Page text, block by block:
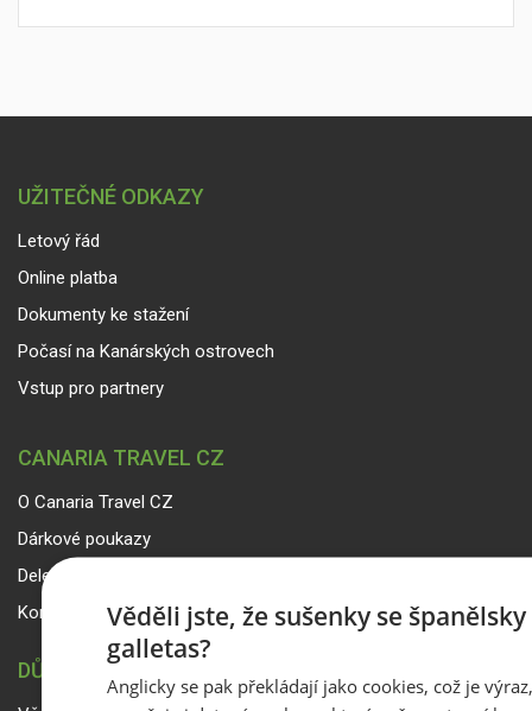
UŽITEČNÉ ODKAZY
Letový řád
Online platba
Dokumenty ke stažení
Počasí na Kanárských ostrovech
Vstup pro partnery
CANARIA TRAVEL CZ
O Canaria Travel CZ
Dárkové poukazy
Delegáti
Kontakty
DŮLEŽITÉ INFORMACE
Věděli jste, že sušenky se
galletas?
Anglicky se pak překládají jako cookies, což je